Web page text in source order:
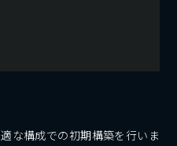
な構成での初期構築を行いま